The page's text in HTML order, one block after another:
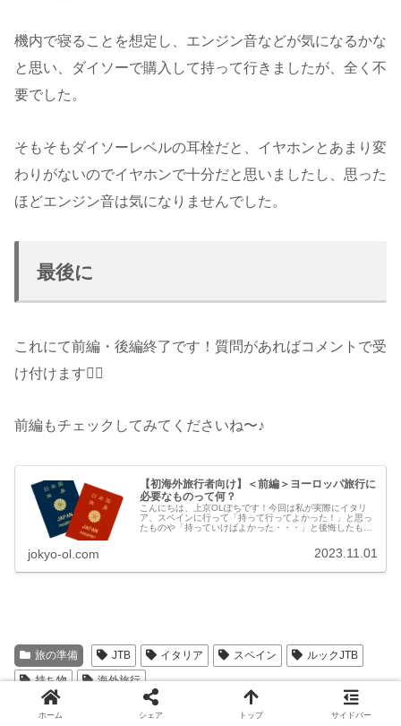
機内で寝ることを想定し、エンジン音などが気になるかな
と思い、ダイソーで購入して持って行きましたが、全く不
要でした。
そもそもダイソーレベルの耳栓だと、イヤホンとあまり変
わりがないのでイヤホンで十分だと思いましたし、思った
ほどエンジン音は気になりませんでした。
最後に
これにて前編・後編終了です！質問があればコメントで受
け付けます🙆‍♀️
前編もチェックしてみてくださいね〜♪
【初海外旅行者向け】＜前編＞ヨーロッパ旅行に
必要なものって何？
こんにちは、上京OLぽちです！今回は私が実際にイタリ
ア、スペインに行って「持って行ってよかった！」と思っ
たものや「持っていけばよかった・・・」と後悔したもの
jokyo-ol.com 2023.11.01
旅の準備 JTB イタリア スペイン
ルックJTB
持ち物
海外旅行
ホーム シェア トップ サイドバー